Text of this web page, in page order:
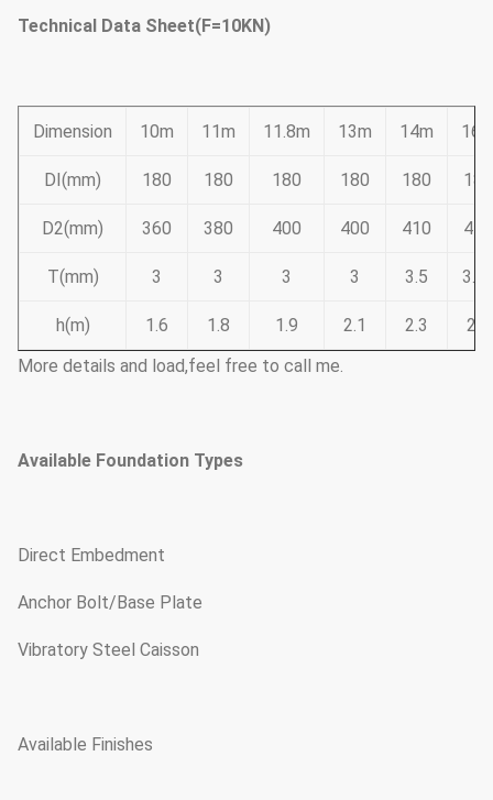
Technical Data Sheet(F=10KN)
Dimension 10m 11m 11.8m 13m 14m
DI(mm) 180 180 180 180 180 180
D2(mm) 360 380 400 400 410 445
T(mm) 3 3 3 3 3.5
h(m) 1.6 1.8 1.9 2.1 2.3
2.6
More details and load,feel free to call me.
Available Foundation Types
Direct Embedment
Anchor Bolt/Base Plate
Vibratory Steel Caisson
Available Finishes